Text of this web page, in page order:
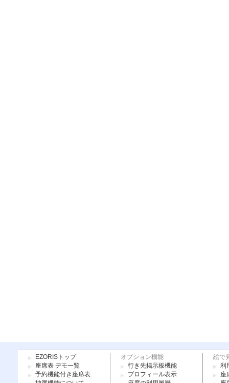
EZORISトップ
座席表 デモ一覧
予約機能付き座席表
オプション機能
行き先掲示板機能
プロフィール表示
絵で
利
座